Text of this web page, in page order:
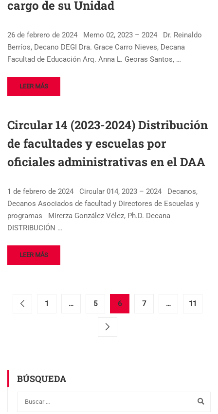
cargo de su Unidad
26 de febrero de 2024 Memo 02, 2023 – 2024 Dr. Reinaldo
Berríos, Decano DEGI Dra. Grace Carro Nieves, Decana
Facultad de Educación Arq. Anna L. Georas Santos, …
LEER MÁS
Circular 14 (2023-2024) Distribución
de facultades y escuelas por
oficiales administrativas en el DAA
1 de febrero de 2024 Circular 014, 2023 – 2024 Decanos,
Decanos Asociados de facultad y Directores de Escuelas y
programas Mirerza González Vélez, Ph.D. Decana
DISTRIBUCIÓN …
LEER MÁS
1 … 5 6 7 … 11
BÚSQUEDA